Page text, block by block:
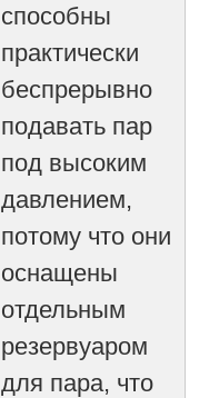
способны
практически
беспрерывно
подавать пар
под высоким
давлением,
потому что они
оснащены
отдельным
резервуаром
для пара, что